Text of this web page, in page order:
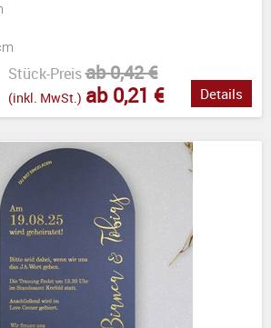
Stück-Preisab 0,42 €
(inkl. MwSt.) ab 0,21 € Details